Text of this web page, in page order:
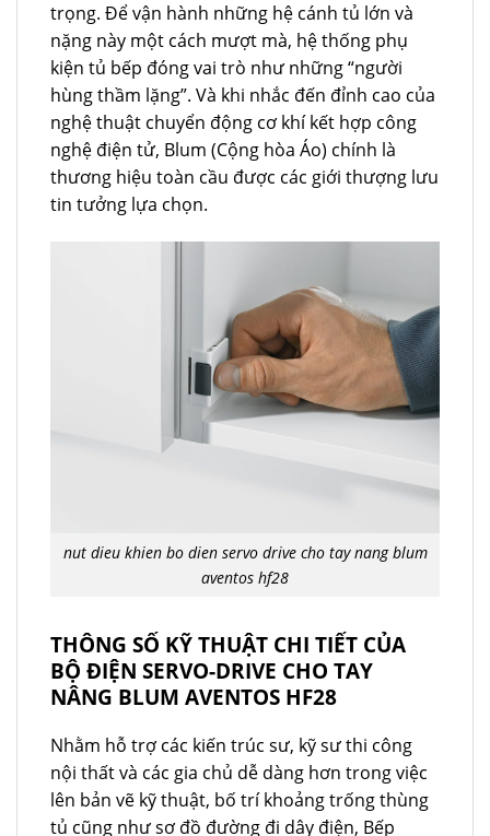
trọng. Để vận hành những hệ cánh tủ lớn và
nặng này một cách mượt mà, hệ thống phụ
kiện tủ bếp đóng vai trò như những “người
hùng thầm lặng”. Và khi nhắc đến đỉnh cao của
nghệ thuật chuyển động cơ khí kết hợp công
nghệ điện tử, Blum (Cộng hòa Áo) chính là
thương hiệu toàn cầu được các giới thượng lưu
tin tưởng lựa chọn.
nut dieu khien bo dien servo drive cho tay nang blum
aventos hf28
THÔNG SỐ KỸ THUẬT CHI TIẾT CỦA
BỘ ĐIỆN SERVO-DRIVE CHO TAY
NÂNG BLUM AVENTOS HF28
Nhằm hỗ trợ các kiến trúc sư, kỹ sư thi công
nội thất và các gia chủ dễ dàng hơn trong việc
lên bản vẽ kỹ thuật, bố trí khoảng trống thùng
tủ cũng như sơ đồ đường đi dây điện, Bếp